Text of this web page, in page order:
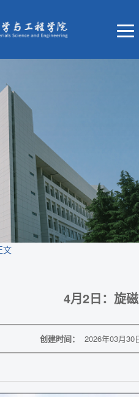
文
4月2日：旋
创建时间： 2026年03月30